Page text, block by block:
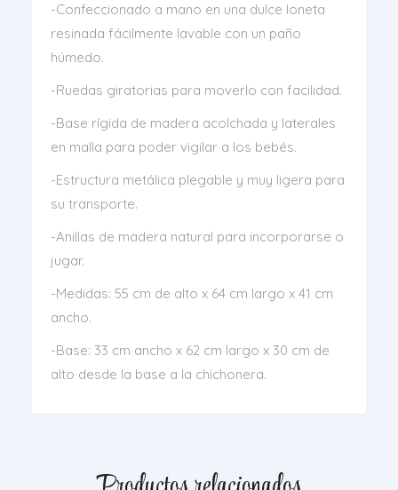
-Confeccionado a mano en una dulce loneta
resinada fácilmente lavable con un paño
húmedo.
-Ruedas giratorias para moverlo con facilidad.
-Base rígida de madera acolchada y laterales
en malla para poder vigilar a los bebés.
-Estructura metálica plegable y muy ligera para
su transporte.
-Anillas de madera natural para incorporarse o
jugar.
-Medidas: 55 cm de alto x 64 cm largo x 41 cm
ancho.
-Base: 33 cm ancho x 62 cm largo x 30 cm de
alto desde la base a la chichonera.